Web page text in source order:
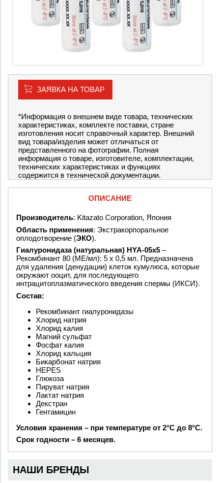
ЗАЯВКА НА ТОВАР
*Информация о внешнем виде товара, технических
характеристиках, комплекте поставки, стране
изготовления носит справочный характер. Внешний
вид товара/изделия может отличаться от
представленного на фотографии. Полная
информация о товаре, изготовителе, комплектации,
технических характеристиках и функциях
содержится в технической документации.
ОПИСАНИЕ
Производитель: Kitazato Corporation, Япония
Область применения: Экстракорпоральное
оплодотворение (ЭКО).
Гиалуронидаза (натуральная) HYA-05x5 –
Рекомбинант 80 (МЕ/мл): 5 х 0,5 мл. Предназначена
для удаления (денудации) клеток кумулюса, которые
окружают ооцит, для последующего
интрацитоплазматического введения спермы (ИКСИ).
Состав:
Рекомбинант гиалуронидазы
Хлорид натрия
Хлорид калия
Магний сульфат
Фосфат калия
Хлорид кальция
Бикарбонат натрия
HEPES
Глюкоза
Пируват натрия
Лактат натрия
Декстран
Гентамицин
Условия хранения – при температуре от 2°C до 8°C.
Срок годности – 6 месяцев.
НАШИ БРЕНДЫ